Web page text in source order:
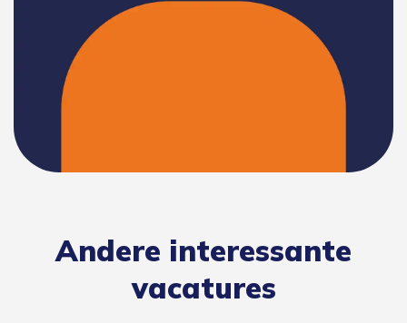
Andere interessante
vacatures